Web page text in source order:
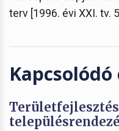
terv [1996. évi XXI. tv.
Területfejlesztés